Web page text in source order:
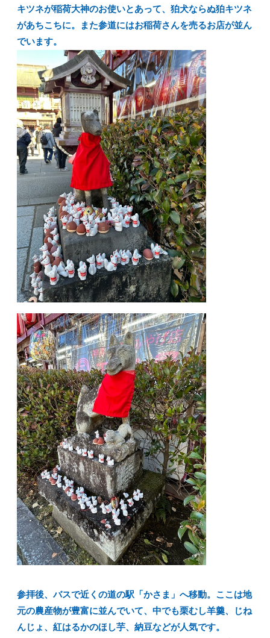
キツネが稲荷大神のお使いとあって、狛犬ならぬ狛キツネ
があちこちに。また参道にはお稲荷さんを売るお店が並ん
でいます。
参拝後、バスで近くの道の駅「かさま」へ移動。ここは地
元の農産物が豊富に並んでいて、中でも栗むし羊羹、じね
んじょ、紅はるかのほし芋、納豆などが人気です。